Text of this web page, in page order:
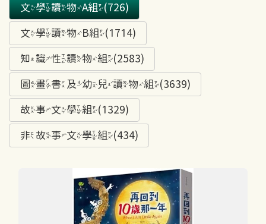
文學讀物A組(726)
文學讀物B組(1714)
知識性讀物組(2583)
圖畫書及幼兒讀物組(3639)
故事文學組(1329)
非故事文學組(434)